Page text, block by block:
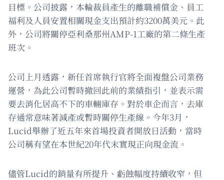
目標。公司披露，本輪裁員產生的離職補償金、員工
福利及人員安置相關現金支出預計約3200萬美元。此
外，公司將關停亞利桑那州AMP-1工廠的第二條生產
班次。
公司上月透露，新任首席執行官將全面複盤公司業務
運營，為此公司暫時撤回此前的業績指引，並表示需
要去消化居高不下的車輛庫存。對於車企而言，去庫
存通常意味著減產或暫時關停生產線。今年3月，
Lucid舉辦了近五年來首場投資者開放日活動，當時
公司稱有望在本世紀20年代末實現正向現金流。
儘管Lucid的銷量有所提升、虧蝕幅度持續收窄，但